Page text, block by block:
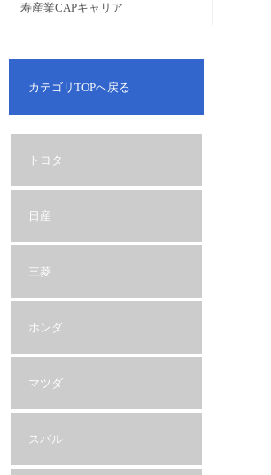
寿産業CAPキャリア
カテゴリTOPへ戻る
トヨタ
日産
三菱
ホンダ
マツダ
スバル